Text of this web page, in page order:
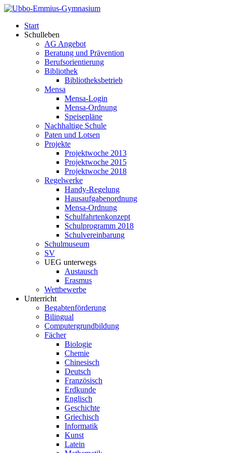
Start
Schulleben
AG Angebot
Beratung und Prävention
Berufsorientierung
Bibliothek
Bibliotheksbetrieb
Mensa
Mensa-Login
Mensa-Ordnung
Speisepläne
Nachhaltige Schule
Paten und Lotsen
Projekte
Projektwoche 2013
Projektwoche 2015
Projektwoche 2018
Regelwerke
Handy-Regelung
Hausaufgabenordnung
Mensa-Ordnung
Schulfahrtenkonzept
Schulprogramm 2018
Schulvereinbarung
Schulmuseum
SV
UEG unterwegs
Austausch
Erasmus
Wettbewerbe
Unterricht
Begabtenförderung
Bilingual
Computergrundbildung
Fächer
Biologie
Chemie
Chinesisch
Deutsch
Französisch
Erdkunde
Englisch
Geschichte
Griechisch
Informatik
Kunst
Latein